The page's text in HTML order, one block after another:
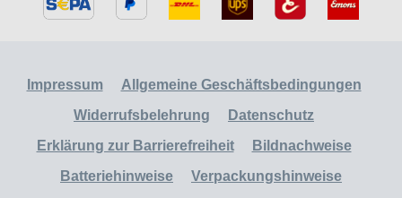
Impressum
Allgemeine Geschäftsbedingungen
Widerrufsbelehrung
Datenschutz
Erklärung zur Barrierefreiheit
Bildnachweise
Batteriehinweise
Verpackungshinweise